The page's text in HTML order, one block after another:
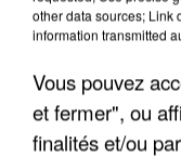
UNE TOURISTE
COULÉE DE
other data sources; Link
information transmitted
Vous pouvez
et fermer", ou
finalités et/ou